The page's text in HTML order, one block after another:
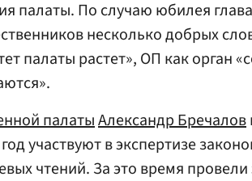
палаты. По случаю юбилея
несколько добрых
палаты растет», ОП как орган
палатыАлександр Бречалов
участвуют в экспертизе
чтений. За это время провели